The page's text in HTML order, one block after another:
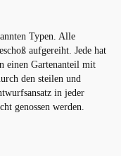
Typen. Alle
aufgereiht. Jede hat
einen Gartenanteil mit
den steilen und
in jeder
genossen werden.